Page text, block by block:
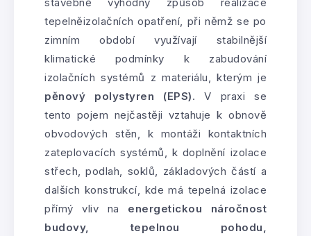
stavebně výhodný způsob realizace
tepelněizolačních opatření, při němž se po
zimním období využívají stabilnější
klimatické podmínky k zabudování
izolačních systémů z materiálu, kterým je
pěnový polystyren (EPS). V praxi se
tento pojem nejčastěji vztahuje k obnově
obvodových stěn, k montáži kontaktních
zateplovacích systémů, k doplnění izolace
střech, podlah, soklů, základových částí a
dalších konstrukcí, kde má tepelná izolace
přímý vliv na energetickou náročnost
budovy, tepelnou pohodu,